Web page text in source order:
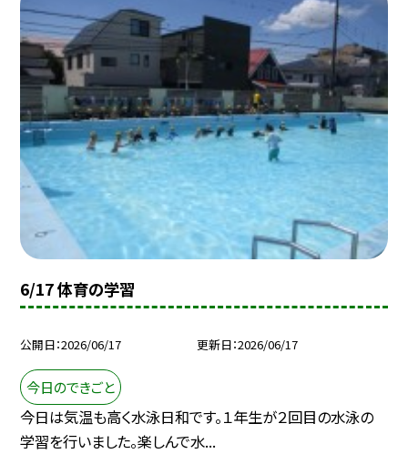
6/17 体育の学習
公開日 2026/06/17 更新日 2026/06/17
今日のできごと
今日は気温も高く水泳日和です。１年生が２回目の水泳の
学習を行いました。楽しんで水...